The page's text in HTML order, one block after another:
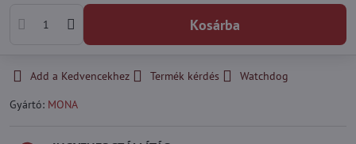
Kosárba
Add a Kedvencekhez Termék kérdés
Watchdog
Gyártó: MONA